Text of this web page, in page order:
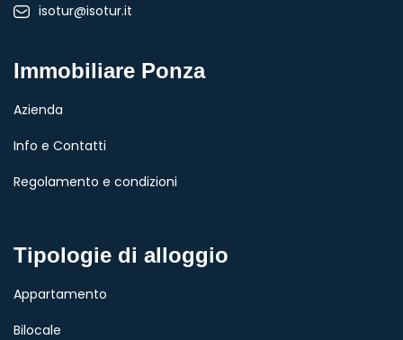
isotur@isotur.it
Immobiliare Ponza
Azienda
Info e Contatti
Regolamento e condizioni
Tipologie di alloggio
Appartamento
Bilocale